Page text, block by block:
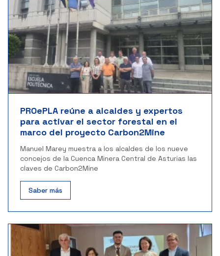
PROePLA reúne a alcaldes y expertos
para activar el sector forestal en el
marco del proyecto Carbon2Mine
Manuel Marey muestra a los alcaldes de los nueve
concejos de la Cuenca Minera Central de Asturias las
claves de Carbon2Mine
Saber más